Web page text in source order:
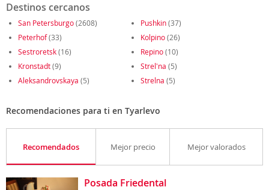
Destinos cercanos
San Petersburgo(2608) Pushkin(37)
Peterhof(33) Kolpino(26)
Sestroretsk(16) Repino(10)
Kronstadt(9) Strel'na (5)
Aleksandrovskaya (5) Strelna (5)
Recomendaciones para ti en Tyarlevo
Recomendados Mejor precio Mejor valorados
Posada Friedental